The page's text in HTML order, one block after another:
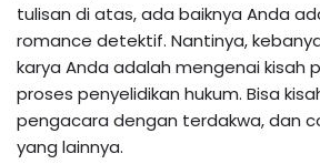
tulisan di atas, ada baiknya Anda
romance detektif. Nantinya,
karya Anda adalah mengenai kisah
proses penyelidikan hukum. Bisa
pengacara dengan terdakwa, dan
yang lainnya.